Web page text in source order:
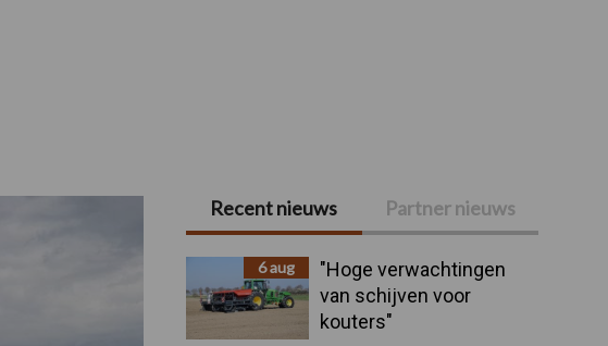
Primaire
Sidebar
Recent nieuws Partner nieuws
6 aug
"Hoge verwachtingen
van schijven voor
kouters"